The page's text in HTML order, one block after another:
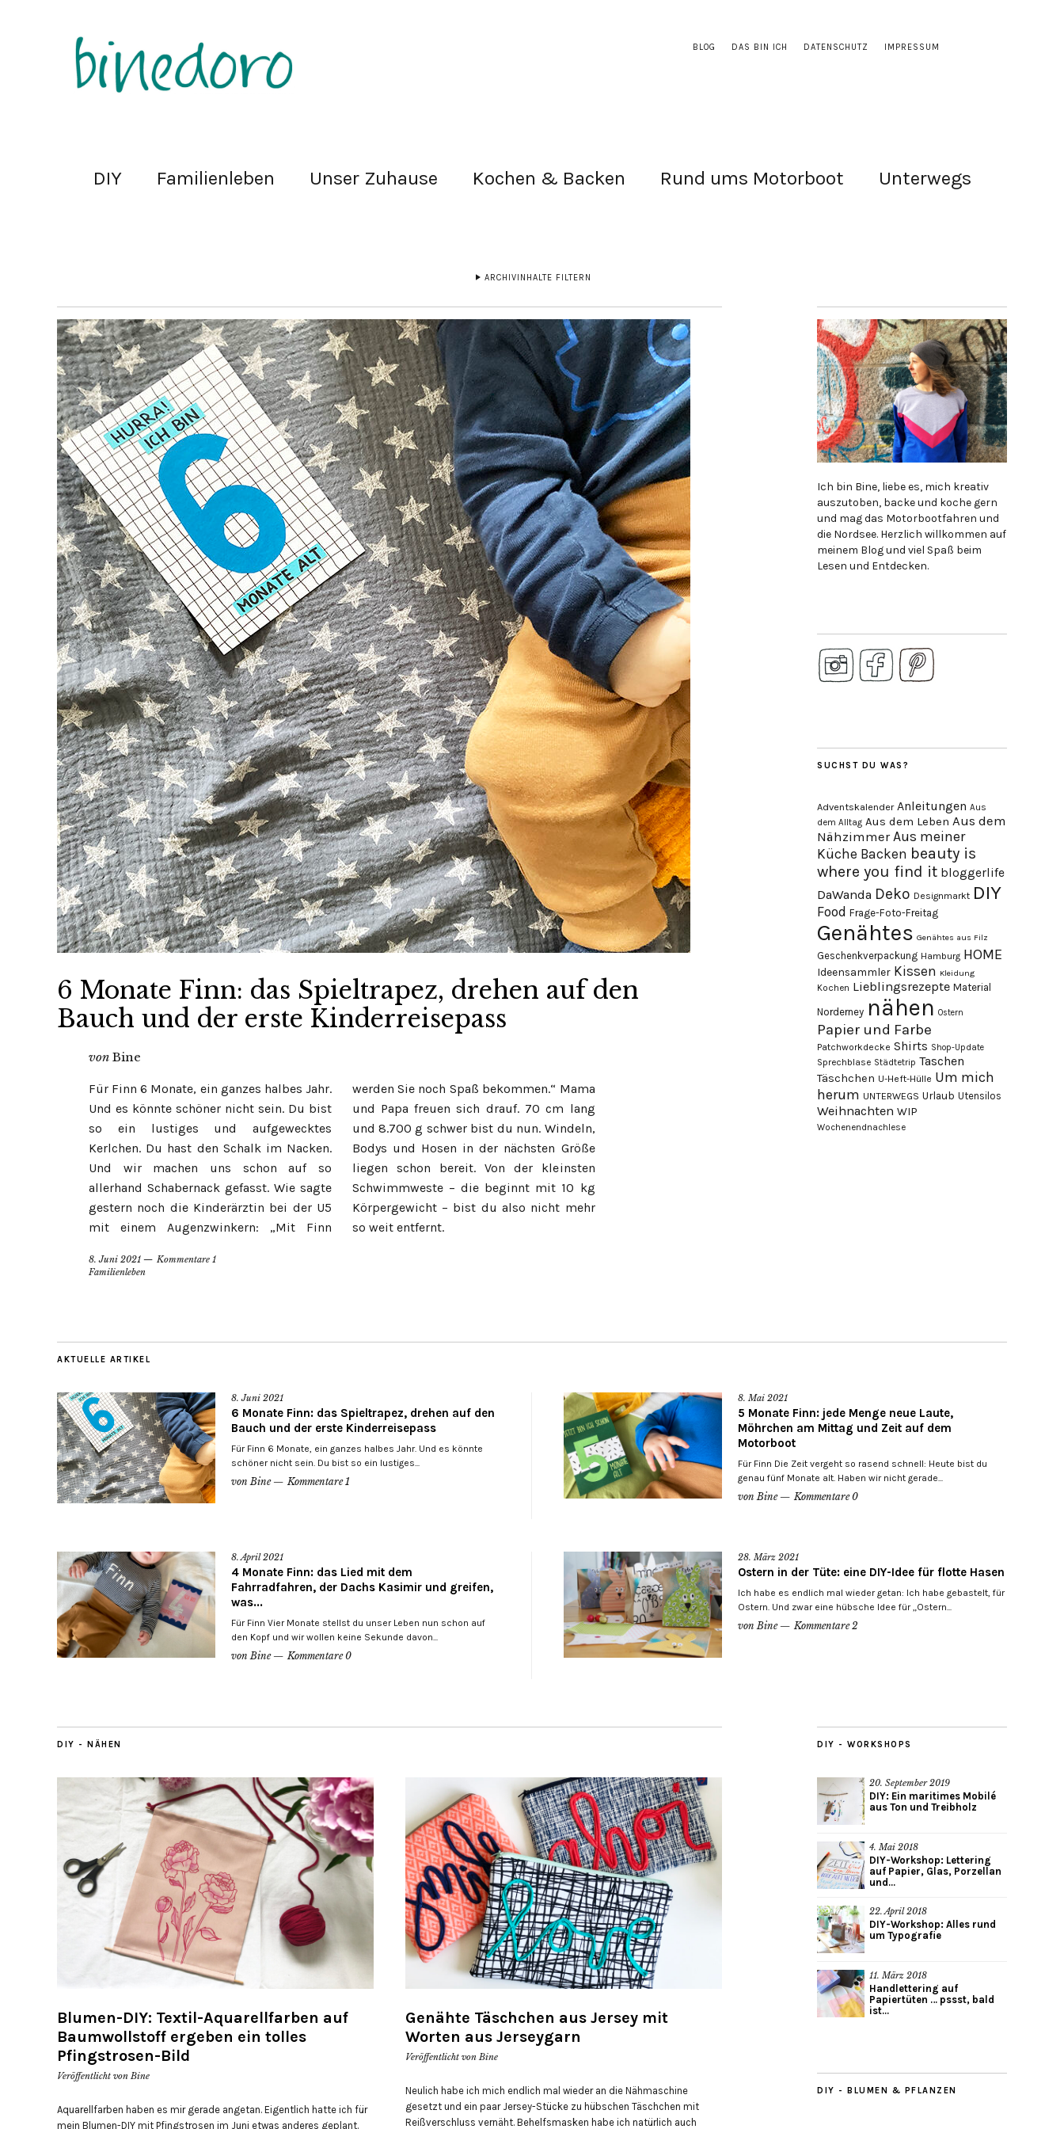
BLOG DAS BIN ICH DATENSCHUTZ IMPRESSUM
DIY Familienleben Unser Zuhause Kochen & Backen Rund ums Motorboot Unterwegs
ARCHIVINHALTE FILTERN
6 Monate Finn: das Spieltrapez, drehen auf den
Bauch und der erste Kinderreisepass
von Bine
Für Finn 6 Monate, ein ganzes halbes Jahr.
Und es könnte schöner nicht sein. Du bist
so ein lustiges und aufgewecktes
Kerlchen. Du hast den Schalk im Nacken.
Und wir machen uns schon auf so
allerhand Schabernack gefasst. Wie sagte
gestern noch die Kinderärztin bei der U5
mit einem Augenzwinkern: „Mit Finn
werden Sie noch Spaß bekommen.“ Mama
und Papa freuen sich drauf. 70 cm lang
und 8.700 g schwer bist du nun. Windeln,
Bodys und Hosen in der nächsten Größe
liegen schon bereit. Von der kleinsten
Schwimmweste – die beginnt mit 10 kg
Körpergewicht – bist du also nicht mehr
so weit entfernt.
8. Juni 2021
Kommentare 1
Familienleben
Ich bin Bine, liebe es, mich kreativ
auszutoben, backe und koche gern
und mag das Motorbootfahren und
die Nordsee. Herzlich willkommen auf
meinem Blog und viel Spaß beim
Lesen und Entdecken.
SUCHST DU WAS?
Adventskalender Anleitungen Aus
dem Alltag Aus dem Leben Aus dem
Nähzimmer Aus meiner
Küche Backen beauty is
where you find it bloggerlife
DaWanda Deko Designmarkt DIY
Food Frage-Foto-Freitag
Genähtes Genähtes aus Filz
Geschenkverpackung Hamburg HOME
Ideensammler Kissen Kleidung
Kochen Lieblingsrezepte Material
Norderney nähen Ostern
Papier und Farbe
Patchworkdecke Shirts Shop-Update
Sprechblase Städtetrip Taschen
Täschchen U-Heft-Hülle Um mich
herum UNTERWEGS Urlaub Utensilos
Weihnachten WIP
Wochenendnachlese
AKTUELLE ARTIKEL
8. Juni 2021
6 Monate Finn: das Spieltrapez, drehen auf den
Bauch und der erste Kinderreisepass
Für Finn 6 Monate, ein ganzes halbes Jahr. Und es könnte
schöner nicht sein. Du bist so ein lustiges...
vonBine Kommentare 1
8. Mai 2021
5 Monate Finn: jede Menge neue Laute,
Möhrchen am Mittag und Zeit auf dem
Motorboot
Für Finn Die Zeit vergeht so rasend schnell: Heute bist du
genau fünf Monate alt. Haben wir nicht gerade...
vonBine Kommentare 0
8. April 2021
4 Monate Finn: das Lied mit dem
Fahrradfahren, der Dachs Kasimir und greifen,
was...
Für Finn Vier Monate stellst du unser Leben nun schon auf
den Kopf und wir wollen keine Sekunde davon...
vonBine Kommentare 0
28. März 2021
Ostern in der Tüte: eine DIY-Idee für flotte Hasen
Ich habe es endlich mal wieder getan: Ich habe gebastelt, für
Ostern. Und zwar eine hübsche Idee für „Ostern...
vonBine Kommentare 2
DIY - NÄHEN
Blumen-DIY: Textil-Aquarellfarben auf
Baumwollstoff ergeben ein tolles
Pfingstrosen-Bild
Veröffentlicht vonBine
Aquarellfarben haben es mir gerade angetan. Eigentlich hatte ich für
mein Blumen-DIY mit Pfingstrosen im Juni etwas anderes geplant.
Genähte Täschchen aus Jersey mit
Worten aus Jerseygarn
Veröffentlicht vonBine
Neulich habe ich mich endlich mal wieder an die Nähmaschine
gesetzt und ein paar Jersey-Stücke zu hübschen Täschchen mit
Reißverschluss vernäht. Behelfsmasken habe ich natürlich auch
DIY - WORKSHOPS
20. September 2019
DIY: Ein maritimes Mobilé
aus Ton und Treibholz
4. Mai 2018
DIY-Workshop: Lettering
auf Papier, Glas, Porzellan
und...
22. April 2018
DIY-Workshop: Alles rund
um Typografie
11. März 2018
Handlettering auf
Papiertüten … pssst, bald
ist...
DIY - BLUMEN & PFLANZEN